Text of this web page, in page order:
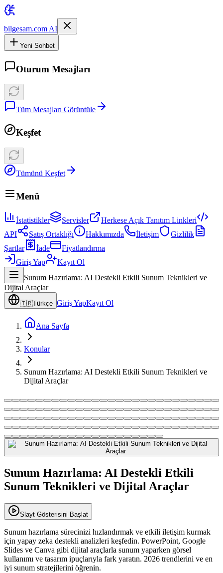
bilgesam.com AI
Yeni Sohbet
Oturum Mesajları
Tüm Mesajları Görüntüle
Keşfet
Tümünü Keşfet
Menü
İstatistikler Servisler
Herkese Açık Tanıtım Linkleri
API
Satış Ortaklığı Hakkımızda İletişim
Gizlilik
Şartlar
İade
Fiyatlandırma
Giriş Yap
Kayıt Ol
Sunum Hazırlama: AI Destekli Etkili Sunum Teknikleri ve
Dijital Araçlar
🇹🇷Türkçe Giriş YapKayıt Ol
Ana Sayfa
Konular
Sunum Hazırlama: AI Destekli Etkili Sunum Teknikleri ve
Dijital Araçlar
Sunum Hazırlama: AI Destekli Etkili
Sunum Teknikleri ve Dijital Araçlar
Slayt Gösterisini Başlat
Sunum hazırlama sürecinizi hızlandırmak ve etkili iletişim kurmak
için yapay zeka destekli analizleri keşfedin. PowerPoint, Google
Slides ve Canva gibi dijital araçlarla sunum yaparken görsel
kullanımı ve tasarım ipuçlarıyla fark yaratın. 2026 trendlerini ve en
iyi sunum stratejilerini öğrenin.